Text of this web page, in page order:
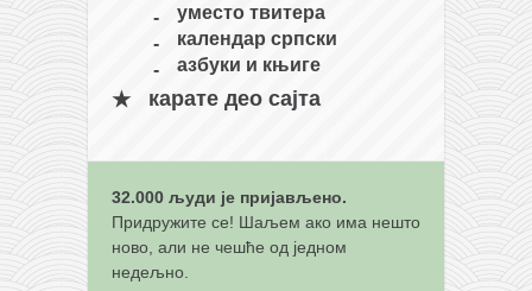
тимбеи рочин
тсунами дојо
програм
галерија клуба
чланарина
контакт
уместо твитера
календар српски
азбуки и књиге
карате део сајта
32.000 људи је пријављено.
Придружите се! Шаљем ако има нешто
ново, али не чешће од једном
недељно.